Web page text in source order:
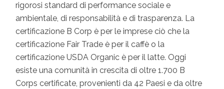
rigorosi standard di performance sociale e
ambientale, di responsabilità e di trasparenza. La
certificazione B Corp è per le imprese ciò che la
certificazione Fair Trade è per il caffè o la
certificazione USDA Organic è per il latte. Oggi
esiste una comunità in crescita di oltre 1.700 B
Corps certificate, provenienti da 42 Paesi e da oltre